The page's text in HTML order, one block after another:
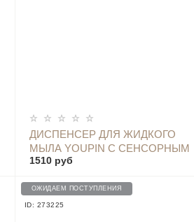
ДИСПЕНСЕР ДЛЯ ЖИДКОГО
МЫЛА YOUPIN С СЕНСОРНЫМ
ДАТЧИКОМ И ТЕРМОМЕТРОМ
1510 руб
ОПОВЕСТИТЬ
ОЖИДАЕМ ПОСТУПЛЕНИЯ
ID: 273225